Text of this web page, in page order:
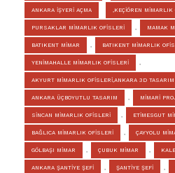
ANKARA İŞYERİ AÇMA ,KEÇİÖREN MİMARLIK
PURSAKLAR MİMARLIK OFİSLERİ , MAMAK
BATIKENT MİMAR , BATIKENT MİMARLIK
YENİMAHALLE MİMARLIK OFİSLERİ ,
AKYURT MİMARLIK OFİSLERİ,ANKARA 3D TASARIM
ANKARA ÜÇBOYUTLU TASARIM , MİMARİ
SİNCAN MİMARLIK OFİSLERİ , ETİMESGUT
BAĞLICA MİMARLIK OFİSLERİ , ÇAYYOLU
GÖLBAŞI MİMAR , ÇUBUK MİMAR ,
ANKARA ŞANTİYE ŞEFİ , ŞANTİYE ŞEFİ ,